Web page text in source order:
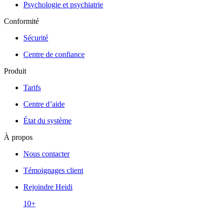
Psychologie et psychiatrie
Conformité
Sécurité
Centre de confiance
Produit
Tarifs
Centre d’aide
État du système
À propos
Nous contacter
Témoignages client
Rejoindre Heidi
10+